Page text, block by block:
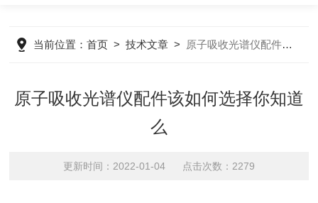
当前位置：首页 >技术文章 > 原子吸收光谱仪配件该如何选择你知道么
原子吸收光谱仪配件该如何选择你知道
么
更新时间：2022-01-04 点击次数：2279